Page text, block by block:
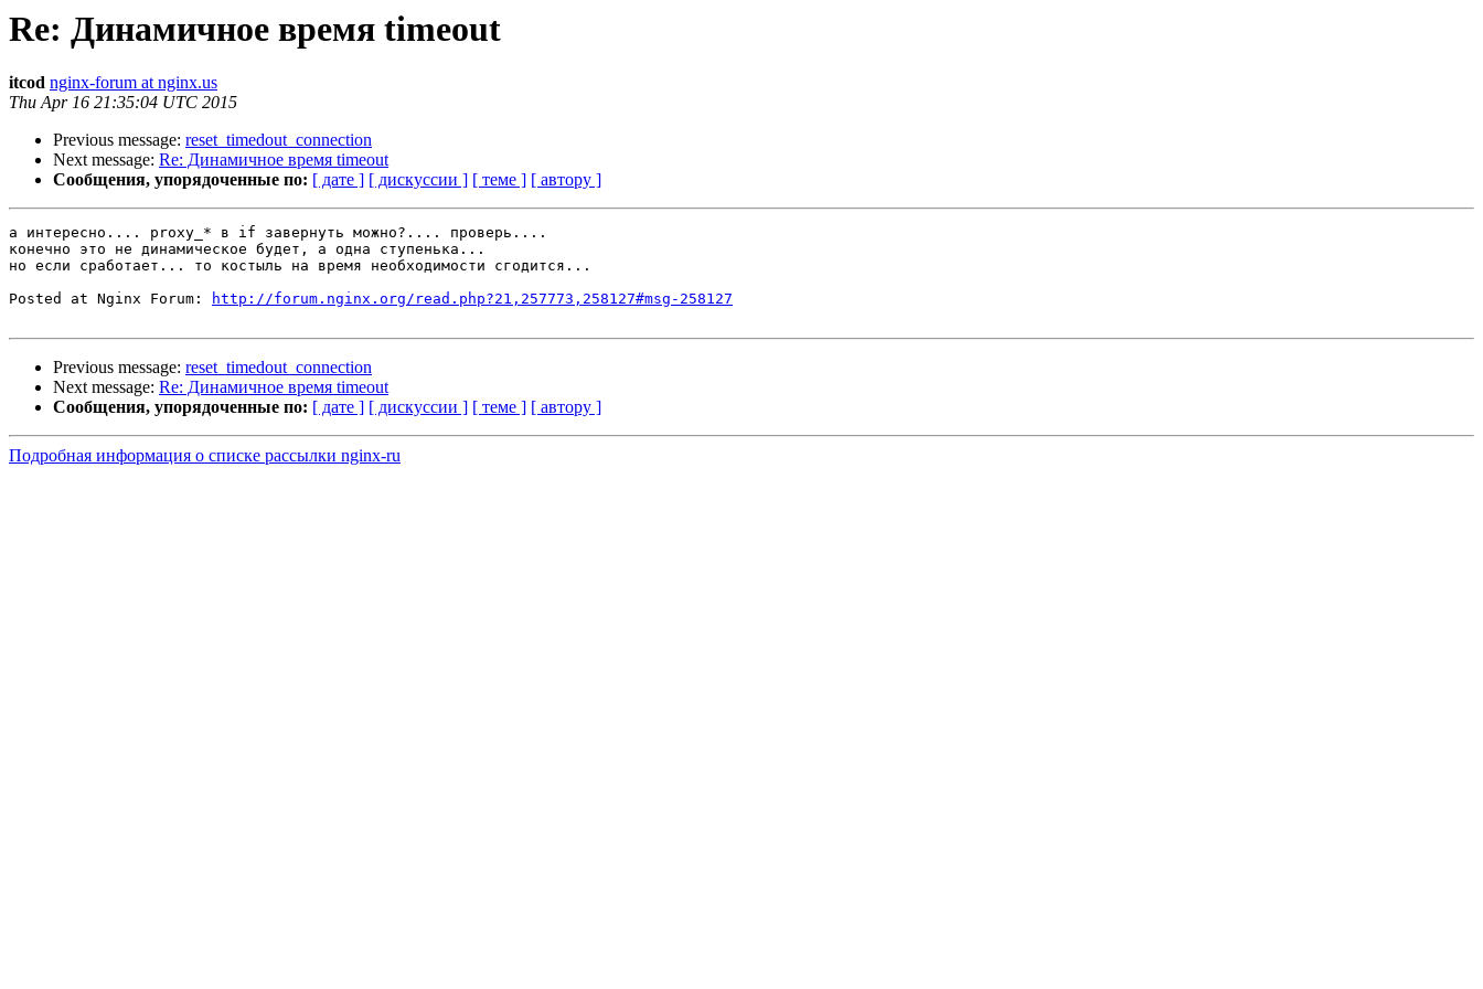
Re: Динамичное время timeout
itcod nginx-forum at nginx.us
Thu Apr 16 21:35:04 UTC 2015
Previous message: reset_timedout_connection
Next message: Re: Динамичное время timeout
Сообщения, упорядоченные по: [ дате ] [ дискуссии ] [ теме ] [ автору ]
а интересно.... proxy_* в if завернуть можно?.... проверь....
конечно это не динамическое будет, а одна ступенька...
но если сработает... то костыль на время необходимости сгодится...
Posted at Nginx Forum:
http://forum.nginx.org/read.php?21,257773,258127#msg-258127
Previous message: reset_timedout_connection
Next message: Re: Динамичное время timeout
Сообщения, упорядоченные по: [ дате ] [ дискуссии ] [ теме ] [ автору ]
Подробная информация о списке рассылки nginx-ru